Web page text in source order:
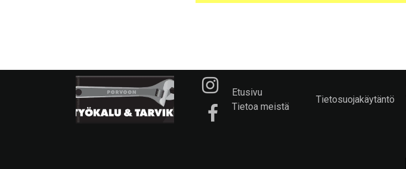
Etusivu
Tietoa meistä
Tietosuojakäytäntö